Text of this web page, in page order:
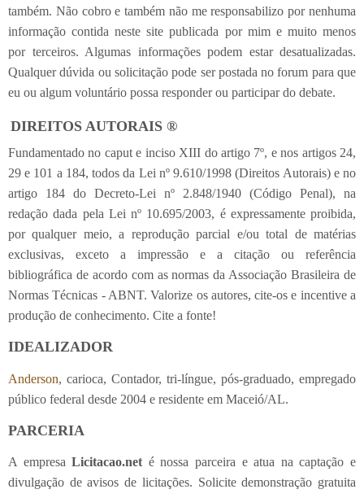
também. Não cobro e também não me responsabilizo por nenhuma
informação contida neste site publicada por mim e muito menos
por terceiros. Algumas informações podem estar desatualizadas.
Qualquer dúvida ou solicitação pode ser postada no forum para que
eu ou algum voluntário possa responder ou participar do debate.
DIREITOS AUTORAIS ®️
Fundamentado no caput e inciso XIII do artigo 7º, e nos artigos 24,
29 e 101 a 184, todos da Lei nº 9.610/1998 (Direitos Autorais) e no
artigo 184 do Decreto-Lei nº 2.848/1940 (Código Penal), na
redação dada pela Lei nº 10.695/2003, é expressamente proibida,
por qualquer meio, a reprodução parcial e/ou total de matérias
exclusivas, exceto a impressão e a citação ou referência
bibliográfica de acordo com as normas da Associação Brasileira de
Normas Técnicas - ABNT. Valorize os autores, cite-os e incentive a
produção de conhecimento. Cite a fonte!
IDEALIZADOR
Anderson, carioca, Contador, tri-língue, pós-graduado, empregado
público federal desde 2004 e residente em Maceió/AL.
PARCERIA
A empresaLicitacao.neté nossa parceira e atua na captação e
divulgação de avisos de licitações. Solicite demonstração gratuita